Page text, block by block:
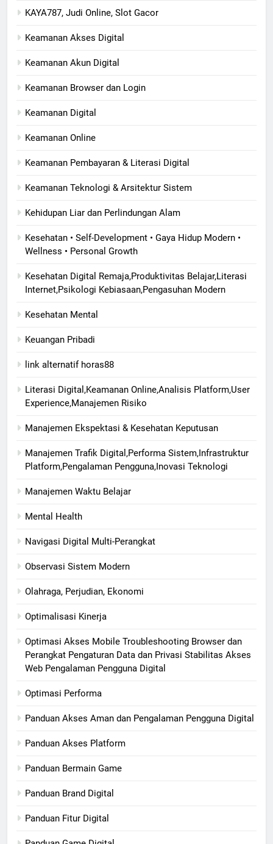
KAYA787, Judi Online, Slot Gacor
Keamanan Akses Digital
Keamanan Akun Digital
Keamanan Browser dan Login
Keamanan Digital
Keamanan Online
Keamanan Pembayaran & Literasi Digital
Keamanan Teknologi & Arsitektur Sistem
Kehidupan Liar dan Perlindungan Alam
Kesehatan • Self-Development • Gaya Hidup Modern •
Wellness • Personal Growth
Kesehatan Digital Remaja,Produktivitas Belajar,Literasi
Internet,Psikologi Kebiasaan,Pengasuhan Modern
Kesehatan Mental
Keuangan Pribadi
link alternatif horas88
Literasi Digital,Keamanan Online,Analisis Platform,User
Experience,Manajemen Risiko
Manajemen Ekspektasi & Kesehatan Keputusan
Manajemen Trafik Digital,Performa Sistem,Infrastruktur
Platform,Pengalaman Pengguna,Inovasi Teknologi
Manajemen Waktu Belajar
Mental Health
Navigasi Digital Multi-Perangkat
Observasi Sistem Modern
Olahraga, Perjudian, Ekonomi
Optimalisasi Kinerja
Optimasi Akses Mobile Troubleshooting Browser dan
Perangkat Pengaturan Data dan Privasi Stabilitas Akses
Web Pengalaman Pengguna Digital
Optimasi Performa
Panduan Akses Aman dan Pengalaman Pengguna Digital
Panduan Akses Platform
Panduan Bermain Game
Panduan Brand Digital
Panduan Fitur Digital